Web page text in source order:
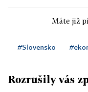
Máte již
#Slovensko
Rozrušily vás